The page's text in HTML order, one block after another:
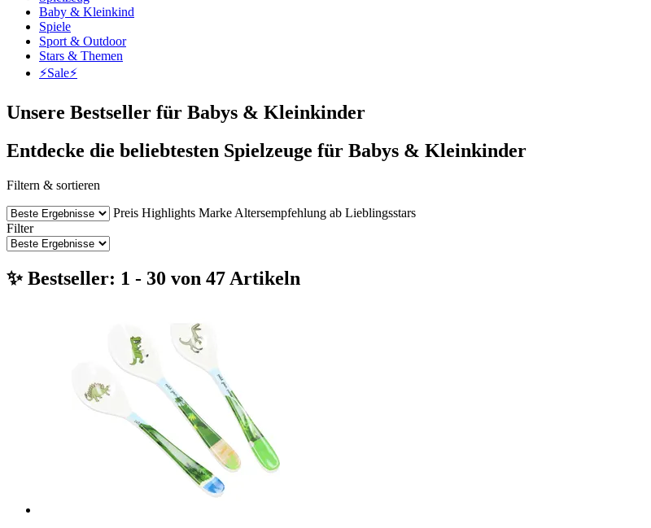
Baby & Kleinkind
Spiele
Sport & Outdoor
Stars & Themen
⚡️Sale⚡️
Unsere Bestseller für Babys & Kleinkinder
Entdecke die beliebtesten Spielzeuge für Babys & Kleinkinder
Filtern & sortieren
Preis Highlights Marke Altersempfehlung ab Lieblingsstars
Filter
✨ Bestseller: 1 - 30 von 47 Artikeln